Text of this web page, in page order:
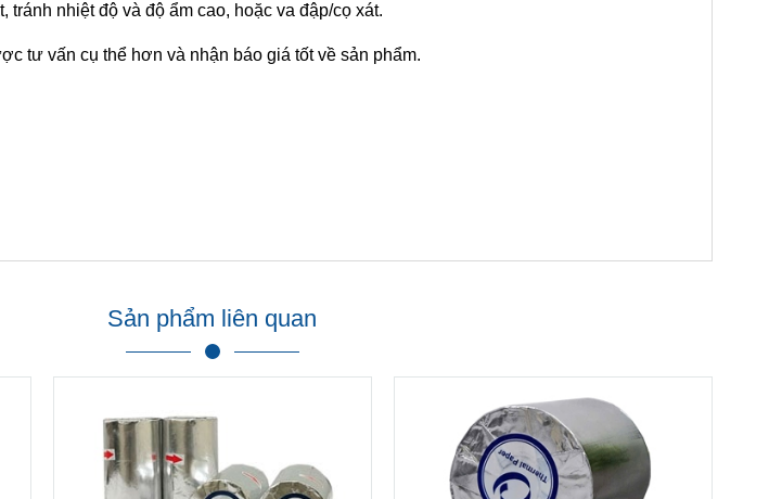
tránh nhiệt độ và độ ẩm cao, hoặc va đập/cọ xát.
tư vấn cụ thể hơn và nhận báo giá tốt về sản phẩm.
Sản phẩm liên quan